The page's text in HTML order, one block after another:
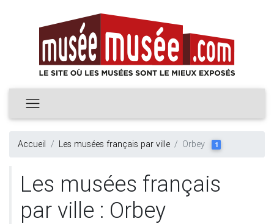
Accueil Les musées français par ville Orbey 1
Les musées français
par ville : Orbey